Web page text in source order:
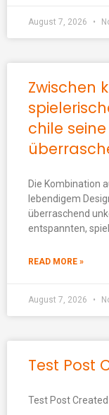
August 7, 2026
Zwischen
chile
Die Kombination
lebendigem
überraschend
entspannten,
READ MORE »
August 7, 2026
Test Post
Test Post Created